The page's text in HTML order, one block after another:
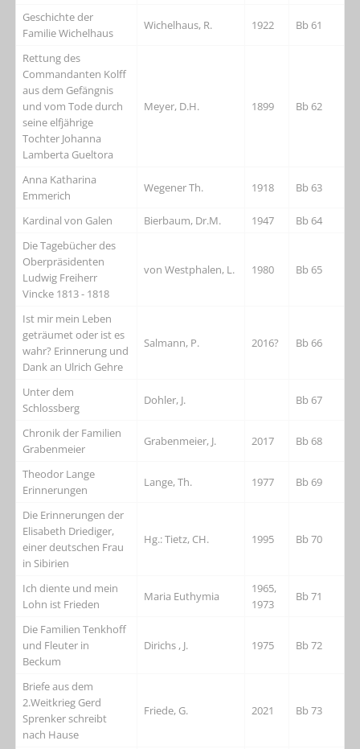
Geschichte der
Familie Wichelhaus
Wichelhaus, R. 1922 Bb 61
Rettung des
Commandanten Kolff
aus dem Gefängnis
und vom Tode durch
seine elfjährige
Tochter Johanna
Lamberta Gueltora
Meyer, D.H. 1899 Bb 62
Anna Katharina
Emmerich
Wegener Th. 1918 Bb 63
Kardinal von Galen Bierbaum, Dr.M. 1947
Bb 64
Die Tagebücher des
Oberpräsidenten
Ludwig Freiherr
Vincke 1813 - 1818
von Westphalen, L. 1980 Bb 65
Ist mir mein Leben
geträumet oder ist es
wahr? Erinnerung und
Dank an Ulrich Gehre
Salmann, P. 2016? Bb 66
Unter dem
Schlossberg
Dohler, J. Bb 67
Chronik der Familien
Grabenmeier
Grabenmeier, J. 2017 Bb 68
Theodor Lange
Erinnerungen
Lange, Th. 1977 Bb 69
Die Erinnerungen der
Elisabeth Driediger,
einer deutschen Frau
in Sibirien
Hg.: Tietz, CH. 1995 Bb 70
Ich diente und mein
Lohn ist Frieden
Maria Euthymia
1965,
1973
Bb 71
Die Familien Tenkhoff
und Fleuter in
Beckum
Dirichs , J. 1975 Bb 72
Briefe aus dem
2.Weitkrieg Gerd
Sprenker schreibt
nach Hause
Friede, G. 2021 Bb 73